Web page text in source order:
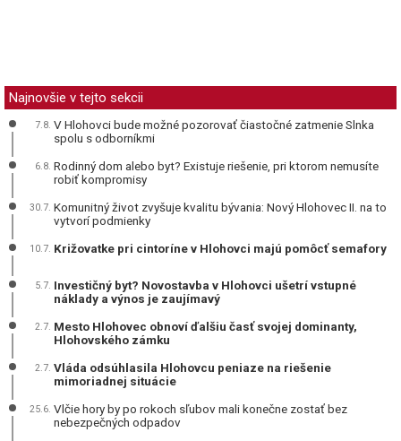
Najnovšie v tejto sekcii
7.8. V Hlohovci bude možné pozorovať čiastočné zatmenie Slnka
spolu s odborníkmi
6.8. Rodinný dom alebo byt? Existuje riešenie, pri ktorom nemusíte
robiť kompromisy
30.7. Komunitný život zvyšuje kvalitu bývania: Nový Hlohovec II. na to
vytvorí podmienky
10.7. Križovatke pri cintoríne v Hlohovci majú pomôcť semafory
5.7. Investičný byt? Novostavba v Hlohovci ušetrí vstupné
náklady a výnos je zaujímavý
2.7. Mesto Hlohovec obnoví ďalšiu časť svojej dominanty,
Hlohovského zámku
2.7. Vláda odsúhlasila Hlohovcu peniaze na riešenie
mimoriadnej situácie
25.6. Vlčie hory by po rokoch sľubov mali konečne zostať bez
nebezpečných odpadov